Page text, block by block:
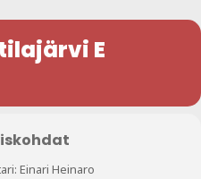
E
Einari Heinaro